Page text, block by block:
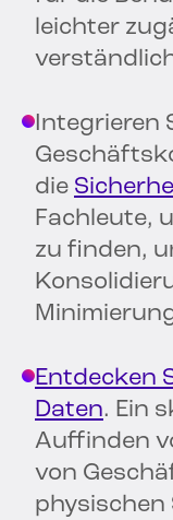
leichter
Integrieren
die
Fachleute,
zu finden,
Entdecken
Daten. Ein
Auffinden
von
physischen